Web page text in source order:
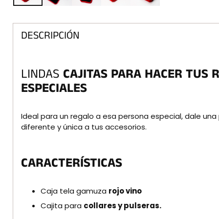
DESCRIPCIÓN
LINDAS CAJITAS PARA HACER TUS
ESPECIALES
Ideal para un regalo a esa persona especial, dale
diferente y única a tus accesorios.
CARACTERÍSTICAS
Caja tela gamuza rojo vino
Cajita para collares y pulseras.